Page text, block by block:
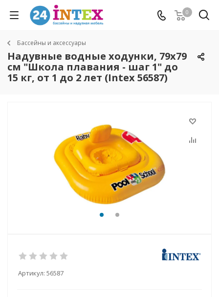
0
Бассейны и аксессуары
Надувные водные ходунки, 79х79
см "Школа плавания - шаг 1" до
15 кг, от 1 до 2 лет (Intex 56587)
Артикул: 56587